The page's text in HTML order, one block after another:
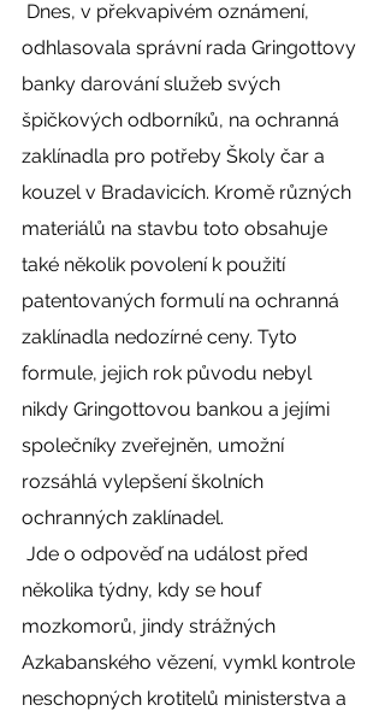
odhlasovala správní rada Gringottovy
banky darování služeb svých
špičkových odborníků, na ochranná
zaklínadla pro potřeby Školy čar a
kouzel v Bradavicích. Kromě různých
materiálů na stavbu toto obsahuje
také několik povolení k použití
patentovaných formulí na ochranná
zaklínadla nedozírné ceny. Tyto
formule, jejich rok původu nebyl
nikdy Gringottovou bankou a jejími
společníky zveřejněn, umožní
rozsáhlá vylepšení školních
ochranných zaklínadel.
několika týdny, kdy se houf
mozkomorů, jindy strážných
Azkabanského vězení, vymkl kontrole
neschopných krotitelů ministerstva a